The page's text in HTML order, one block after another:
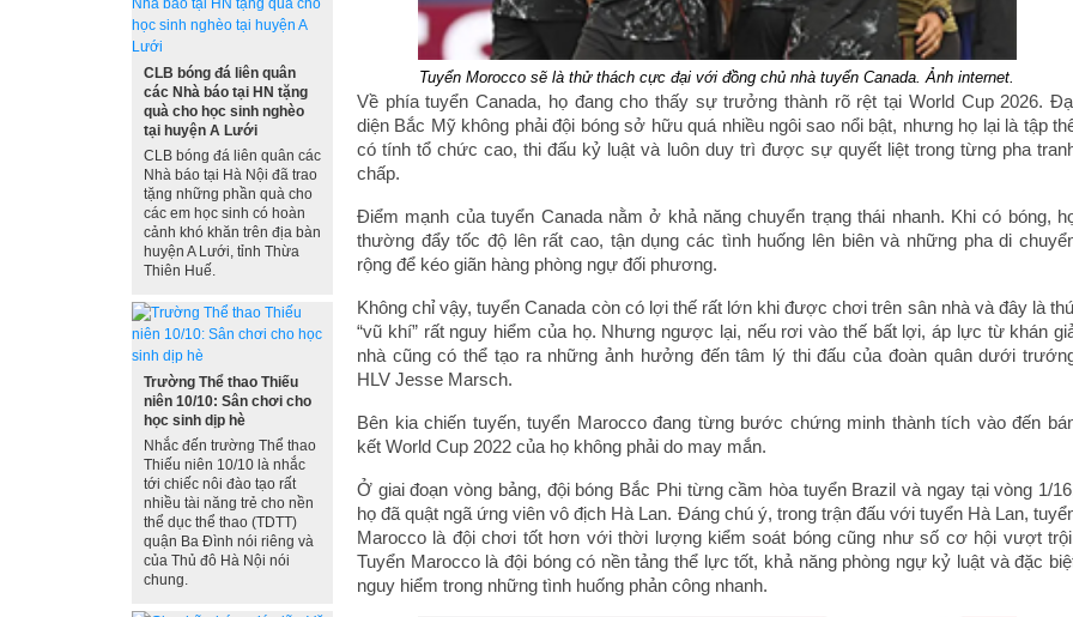
CLB bóng đá liên quân
các Nhà báo tại HN tặng
quà cho học sinh nghèo
tại huyện A Lưới
CLB bóng đá liên quân các
Nhà báo tại Hà Nội đã trao
tặng những phần quà cho
các em học sinh có hoàn
cảnh khó khăn trên địa bàn
huyện A Lưới, tỉnh Thừa
Thiên Huế.
Trường Thể thao Thiếu
niên 10/10: Sân chơi cho
học sinh dịp hè
Nhắc đến trường Thể thao
Thiếu niên 10/10 là nhắc
tới chiếc nôi đào tạo rất
nhiều tài năng trẻ cho nền
thể dục thể thao (TDTT)
quận Ba Đình nói riêng và
của Thủ đô Hà Nội nói
chung.
Tuyển Morocco sẽ là thử thách cực đại với đồng chủ nhà tuyển Canada. Ảnh internet.
Về phía tuyển Canada, họ đang cho thấy sự trưởng thành rõ rệt tại World Cup 2026.
diện Bắc Mỹ không phải đội bóng sở hữu quá nhiều ngôi sao nổi bật, nhưng họ lại là tập
có tính tổ chức cao, thi đấu kỷ luật và luôn duy trì được sự quyết liệt trong từng pha
chấp.
Điểm mạnh của tuyển Canada nằm ở khả năng chuyển trạng thái nhanh. Khi có bóng,
thường đẩy tốc độ lên rất cao, tận dụng các tình huống lên biên và những pha di
rộng để kéo giãn hàng phòng ngự đối phương.
Không chỉ vậy, tuyển Canada còn có lợi thế rất lớn khi được chơi trên sân nhà và đây là
“vũ khí” rất nguy hiểm của họ. Nhưng ngược lại, nếu rơi vào thế bất lợi, áp lực từ khán
nhà cũng có thể tạo ra những ảnh hưởng đến tâm lý thi đấu của đoàn quân dưới
HLV Jesse Marsch.
Bên kia chiến tuyến, tuyển Marocco đang từng bước chứng minh thành tích vào đến
kết World Cup 2022 của họ không phải do may mắn.
Ở giai đoạn vòng bảng, đội bóng Bắc Phi từng cầm hòa tuyển Brazil và ngay tại vòng 1/
họ đã quật ngã ứng viên vô địch Hà Lan. Đáng chú ý, trong trận đấu với tuyển Hà Lan,
Marocco là đội chơi tốt hơn với thời lượng kiểm soát bóng cũng như số cơ hội vượt
Tuyển Marocco là đội bóng có nền tảng thể lực tốt, khả năng phòng ngự kỷ luật và đặc
nguy hiểm trong những tình huống phản công nhanh.